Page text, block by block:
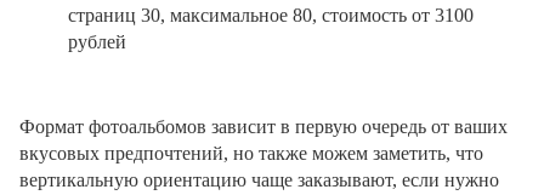
страниц 30, максимальное 80, стоимость от 3100
рублей
Формат фотоальбомов зависит в первую очередь от ваших
вкусовых предпочтений, но также можем заметить, что
вертикальную ориентацию чаще заказывают, если нужно